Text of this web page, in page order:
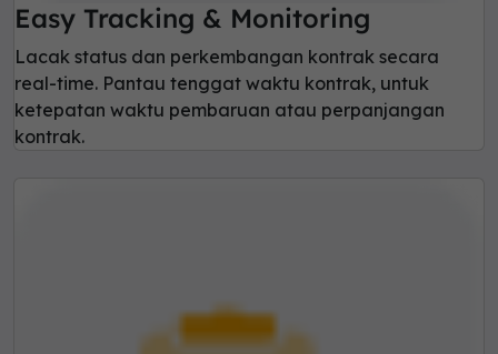
Easy Tracking & Monitoring
Lacak status dan perkembangan kontrak secara
real-time. Pantau tenggat waktu kontrak, untuk
ketepatan waktu pembaruan atau perpanjangan
kontrak.